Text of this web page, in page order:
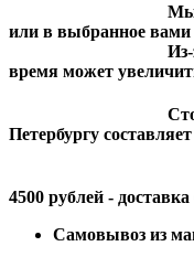
Мы привозим
или в выбранное
Из-за сложной
время может
Стоимость
Петербургу
при
4500 рублей -
Самовывоз из